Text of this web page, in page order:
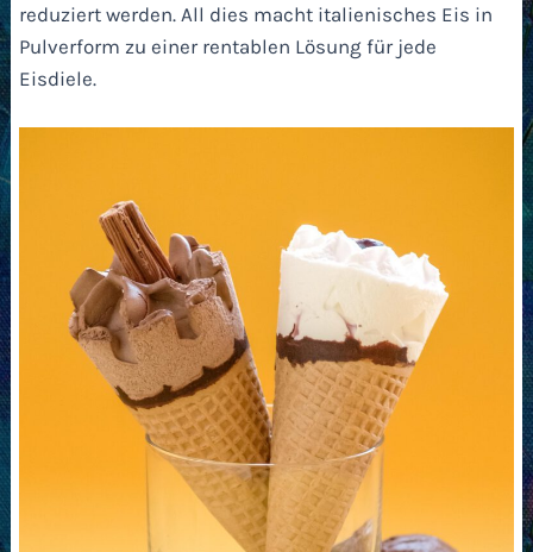
reduziert werden. All dies macht italienisches Eis in
Pulverform zu einer rentablen Lösung für jede
Eisdiele.